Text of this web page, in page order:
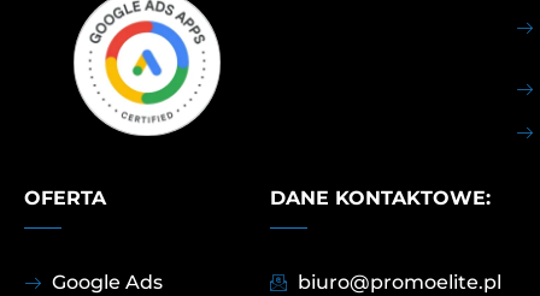
OFERTA
Google Ads
DANE KONTAKTOWE:
biuro@promoelite.pl